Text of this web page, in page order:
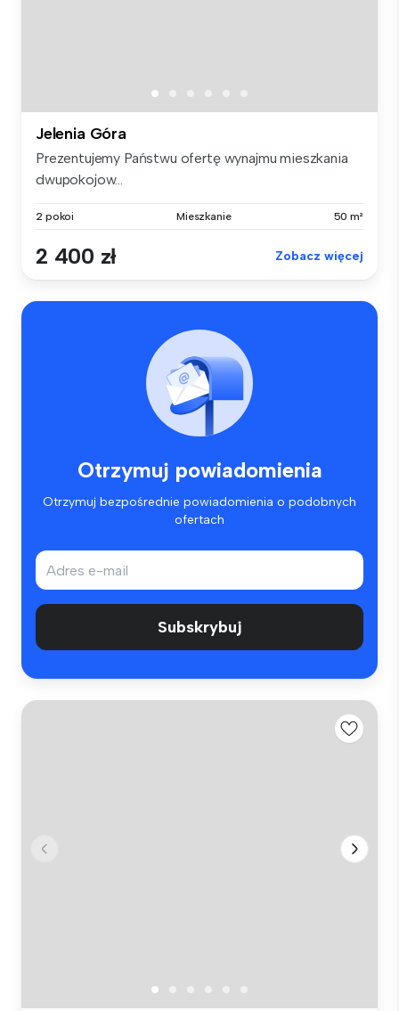
Jelenia Góra
Prezentujemy Państwu ofertę wynajmu mieszkania
dwupokojow...
2 pokoi Mieszkanie 50 m²
2 400 zł Zobacz więcej
Otrzymuj powiadomienia
Otrzymuj bezpośrednie powiadomienia o podobnych
ofertach
Subskrybuj